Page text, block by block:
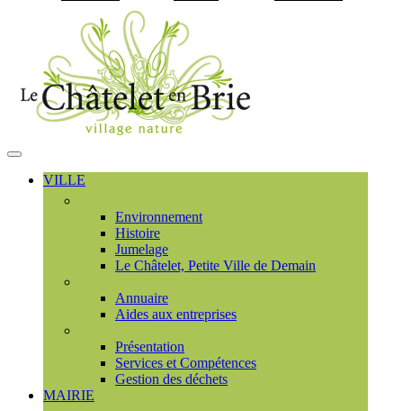
MENU
PRINCIPAL
VILLE
Environnement
Histoire
Jumelage
Le Châtelet, Petite Ville de Demain
Annuaire
Aides aux entreprises
Présentation
Services et Compétences
Gestion des déchets
MAIRIE